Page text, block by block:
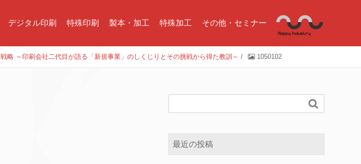
デジタル印刷 特殊印刷 製本・加工 特殊加工 その他・セミナー
～印刷会社二代目が語る「新規事業」のしくじりとその挑戦から得た教訓～ / 1050102

最近の投稿